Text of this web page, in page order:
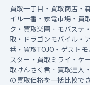
買取一丁目・買取商店・
イル一番・家電市場・買
ク・買取楽園・モバステ
取・ドラゴンモバイル・
番・買取TOJO・ゲスト
スター・買取ミライ・ケ
取けんさく君・買取達人
の買取価格を一括比較で